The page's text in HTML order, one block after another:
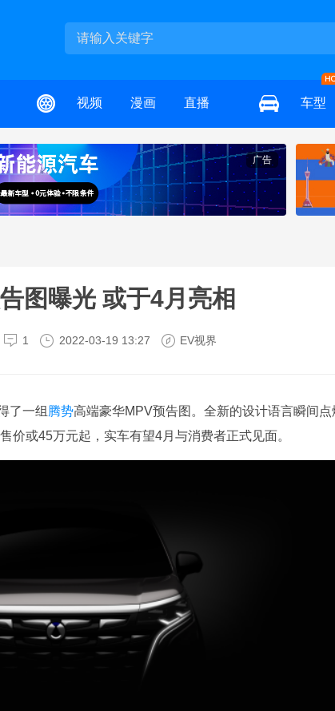
视频 漫画 直播 车型
广告
图曝光 或于4月亮相
1 2022-03-19 13:27 EV视界
了一组 腾势高端豪华MPV预告图。全新的设计语言瞬间点
价或45万元起，实车有望4月与消费者正式见面。